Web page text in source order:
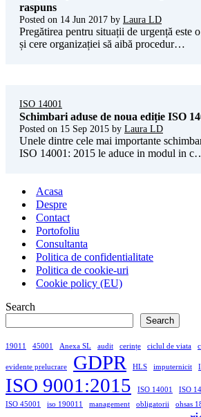
raspuns
Posted on 14 Jun 2017 by Laura LD
Pregătirea pentru situații de urgență este
și cere organizației să aibă procedur…
ISO 14001
Schimbari aduse de noua ediție ISO
Posted on 15 Sep 2015 by Laura LD
Unele dintre cele mai importante
ISO 14001: 2015 le aduce in modul in
Acasa
Despre
Contact
Portofoliu
Consultanta
Politica de confidentialitate
Politica de cookie-uri
Cookie policy (EU)
Search
Search
19011 45001 Anexa SL audit cerințe ciclul de viata
evidente prelucrare GDPR HLS imputernicit
ISO 9001:2015 ISO 14001 ISO
ISO 45001
iso 190011 management obligatorii ohsas